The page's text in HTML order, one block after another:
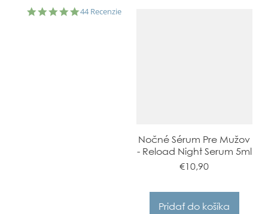
4.9
44 Recenzie
Nočné Sérum Pre Mužov
- Reload Night Serum 5ml
€10,90